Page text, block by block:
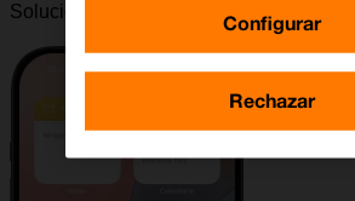
Solución: Cómo configurar el contestador
Configurar
Rechazar